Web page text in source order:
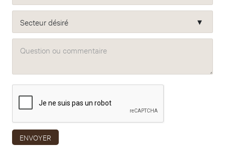
Secteur désiré
Question ou commentaire
ENVOYER